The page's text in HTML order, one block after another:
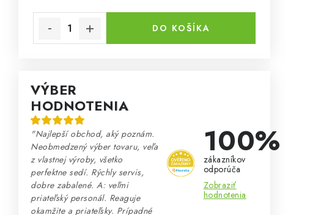
DO KOŠÍKA
VÝBER
HODNOTENIA
"Najlepší obchod, aký poznám.
Neobmedzený výber tovaru, veľa
z vlastnej výroby, všetko
perfektne sedí. Rýchly servis,
dobre zabalené. A: veľmi
priateľský personál. Reaguje
okamžite a priateľsky. Prípadné
100%
zákazníkov
odporúča
Zobraziť
hodnotenia